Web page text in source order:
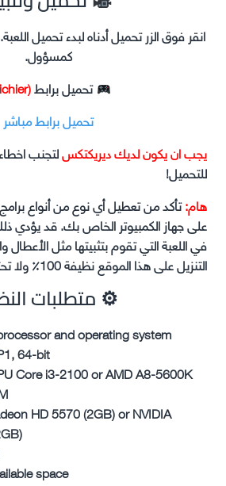
انقر فوق الزر تحميل أدناه لبدء تحميل
كمسؤول.
تحميل برابط(1fichier)
تحميل برابط مباشر
يجب ان يكون لديك ديريكتكسلتجنب
للتحميل!
هام:تأكد من تعطيل أي نوع من أنواع
على جهاز الكمبيوتر الخاص بك. قد
في اللعبة التي تقوم بتثبيتها مثل
التنزيل على هذا الموقع نظيفة 100٪ ولا تحتوي على أي فيروس!
⚙ متطلبات
and operating system
64-bit
Core i3-2100 or AMD A8-5600K
HD 5570 (2GB) or NVIDIA
space